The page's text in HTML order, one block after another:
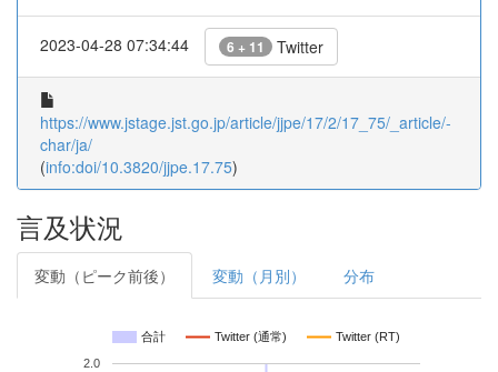
2023-04-28 07:34:44 6 + 11 Twitter
https://www.jstage.jst.go.jp/article/jjpe/17/2/17_75/_article/-
char/ja/
(info:doi/10.3820/jjpe.17.75)
言及状況
変動（ピーク前後） 変動（月別） 分布
合計 Twitter (通常) Twitter (RT)
2.0